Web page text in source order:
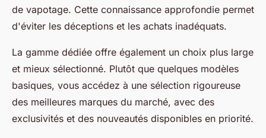
de vapotage. Cette connaissance approfondie permet
d'éviter les déceptions et les achats inadéquats.
La gamme dédiée offre également un choix plus large
et mieux sélectionné. Plutôt que quelques modèles
basiques, vous accédez à une sélection rigoureuse
des meilleures marques du marché, avec des
exclusivités et des nouveautés disponibles en priorité.